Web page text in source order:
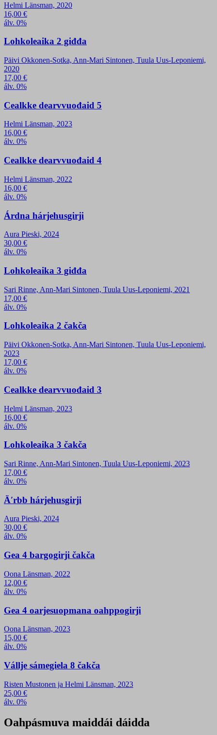
Helmi Länsman, 2020
16,00 €
álv. 0%
Lohkoleaika 2 giđđa
Päivi Okkonen-Sotka, Ann-Mari Sintonen, Tuula Uus-Leponiemi,
2020
17,00 €
álv. 0%
Cealkke dearvvuođaid 5
Helmi Länsman, 2023
16,00 €
álv. 0%
Cealkke dearvvuođaid 4
Helmi Länsman, 2022
16,00 €
álv. 0%
Árdna hárjehusgirji
Aura Pieski, 2024
30,00 €
álv. 0%
Lohkoleaika 3 giđđa
Sari Rinne, Ann-Mari Sintonen, Tuula Uus-Leponiemi, 2021
17,00 €
álv. 0%
Lohkoleaika 2 čakča
Päivi Okkonen-Sotka, Ann-Mari Sintonen, Tuula Uus-Leponiemi,
2023
17,00 €
álv. 0%
Cealkke dearvvuođaid 3
Helmi Länsman, 2023
16,00 €
álv. 0%
Lohkoleaika 3 čakča
Sari Rinne, Ann-Mari Sintonen, Tuula Uus-Leponiemi, 2023
17,00 €
álv. 0%
Äʹrbb hárjehusgirji
Aura Pieski, 2024
30,00 €
álv. 0%
Gea 4 bargogirji čakča
Oona Länsman, 2022
12,00 €
álv. 0%
Gea 4 oarjesuopmana oahppogirji
Oona Länsman, 2023
15,00 €
álv. 0%
Vállje sámegiela 8 čakča
Risten Mustonen ja Helmi Länsman, 2023
25,00 €
álv. 0%
Oahpásmuva maiddái dáidda